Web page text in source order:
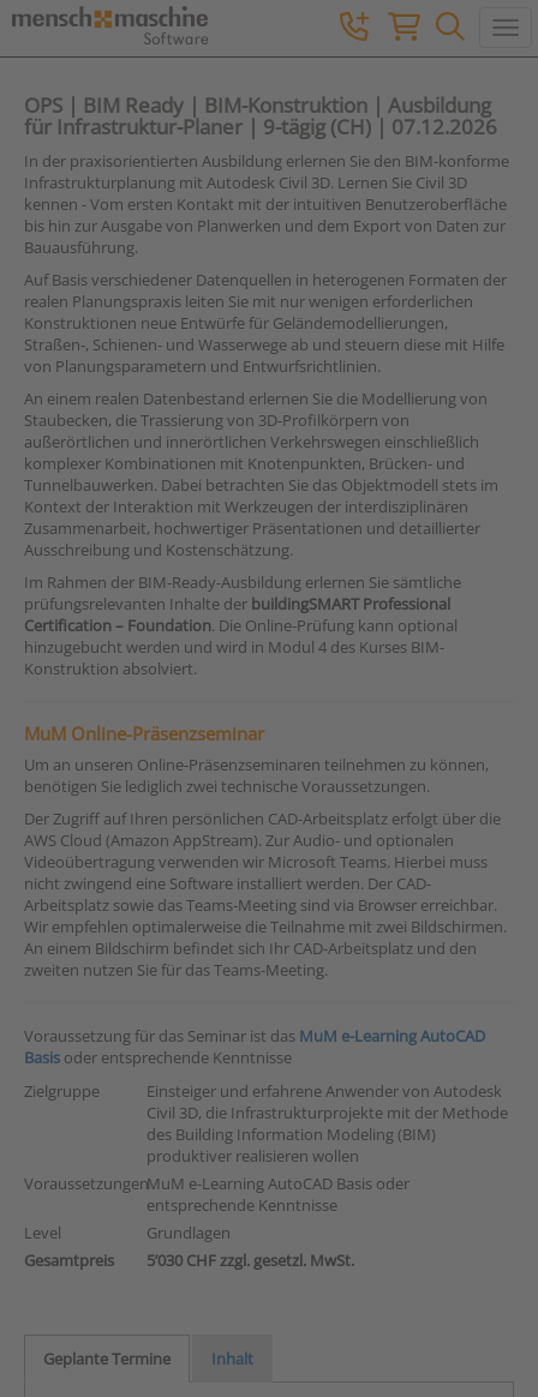
OPS | BIM Ready | BIM-Konstruktion | Ausbildung
für Infrastruktur-Planer | 9-tägig (CH) | 07.12.2026
In der praxisorientierten Ausbildung erlernen Sie den BIM-konforme
Infrastrukturplanung mit Autodesk Civil 3D. Lernen Sie Civil 3D
kennen - Vom ersten Kontakt mit der intuitiven Benutzeroberfläche
bis hin zur Ausgabe von Planwerken und dem Export von Daten zur
Bauausführung.
Auf Basis verschiedener Datenquellen in heterogenen Formaten der
realen Planungspraxis leiten Sie mit nur wenigen erforderlichen
Konstruktionen neue Entwürfe für Geländemodellierungen,
Straßen-, Schienen- und Wasserwege ab und steuern diese mit Hilfe
von Planungsparametern und Entwurfsrichtlinien.
An einem realen Datenbestand erlernen Sie die Modellierung von
Staubecken, die Trassierung von 3D-Profilkörpern von
außerörtlichen und innerörtlichen Verkehrswegen einschließlich
komplexer Kombinationen mit Knotenpunkten, Brücken- und
Tunnelbauwerken. Dabei betrachten Sie das Objektmodell stets im
Kontext der Interaktion mit Werkzeugen der interdisziplinären
Zusammenarbeit, hochwertiger Präsentationen und detaillierter
Ausschreibung und Kostenschätzung.
Im Rahmen der BIM-Ready-Ausbildung erlernen Sie sämtliche
prüfungsrelevanten Inhalte der buildingSMART Professional
Certification – Foundation. Die Online-Prüfung kann optional
hinzugebucht werden und wird in Modul 4 des Kurses BIM-
Konstruktion absolviert.
MuM Online-Präsenzseminar
Um an unseren Online-Präsenzseminaren teilnehmen zu können,
benötigen Sie lediglich zwei technische Voraussetzungen.
Der Zugriff auf Ihren persönlichen CAD-Arbeitsplatz erfolgt über die
AWS Cloud (Amazon AppStream). Zur Audio- und optionalen
Videoübertragung verwenden wir Microsoft Teams. Hierbei muss
nicht zwingend eine Software installiert werden. Der CAD-
Arbeitsplatz sowie das Teams-Meeting sind via Browser erreichbar.
Wir empfehlen optimalerweise die Teilnahme mit zwei Bildschirmen.
An einem Bildschirm befindet sich Ihr CAD-Arbeitsplatz und den
zweiten nutzen Sie für das Teams-Meeting.
Voraussetzung für das Seminar ist das MuM e-Learning AutoCAD
Basis oder entsprechende Kenntnisse
Zielgruppe
Einsteiger und erfahrene Anwender von Autodesk
Civil 3D, die Infrastrukturprojekte mit der Methode
des Building Information Modeling (BIM)
produktiver realisieren wollen
VoraussetzungenMuM e-Learning AutoCAD Basis oder
entsprechende Kenntnisse
Level
Grundlagen
Gesamtpreis
5’030 CHF zzgl. gesetzl. MwSt.
Geplante Termine Inhalt